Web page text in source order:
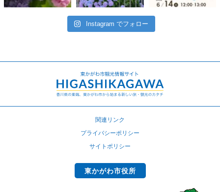
Instagram でフォロー
関連リンク
プライバシーポリシー
サイトポリシー
東かがわ市役所